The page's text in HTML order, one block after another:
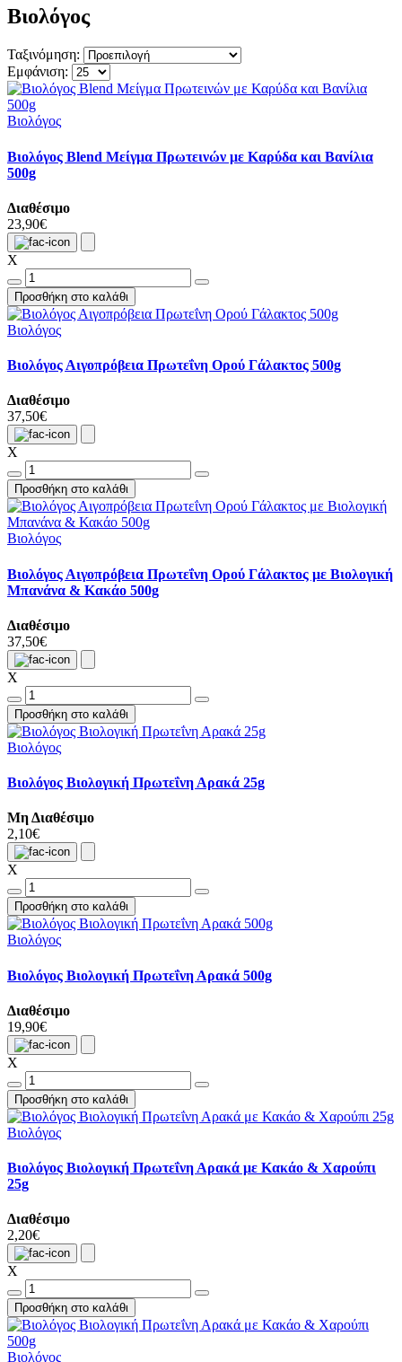
Βιολόγος
Ταξινόμηση:
Εμφάνιση:
Βιολόγος
Βιολόγος Blend Μείγμα Πρωτεινών με Καρύδα και Βανίλια
500g
Διαθέσιμο
23,90€
X
Προσθήκη στο καλάθι
Βιολόγος
Βιολόγος Αιγοπρόβεια Πρωτεΐνη Ορού Γάλακτος 500g
Διαθέσιμο
37,50€
X
Προσθήκη στο καλάθι
Βιολόγος
Βιολόγος Αιγοπρόβεια Πρωτεΐνη Ορού Γάλακτος με Βιολογική
Μπανάνα & Κακάο 500g
Διαθέσιμο
37,50€
X
Προσθήκη στο καλάθι
Βιολόγος
Βιολόγος Βιολογική Πρωτεΐνη Αρακά 25g
Μη Διαθέσιμο
2,10€
X
Προσθήκη στο καλάθι
Βιολόγος
Βιολόγος Βιολογική Πρωτεΐνη Αρακά 500g
Διαθέσιμο
19,90€
X
Προσθήκη στο καλάθι
Βιολόγος
Βιολόγος Βιολογική Πρωτεΐνη Αρακά με Κακάο & Χαρούπι
25g
Διαθέσιμο
2,20€
X
Προσθήκη στο καλάθι
Βιολόγος